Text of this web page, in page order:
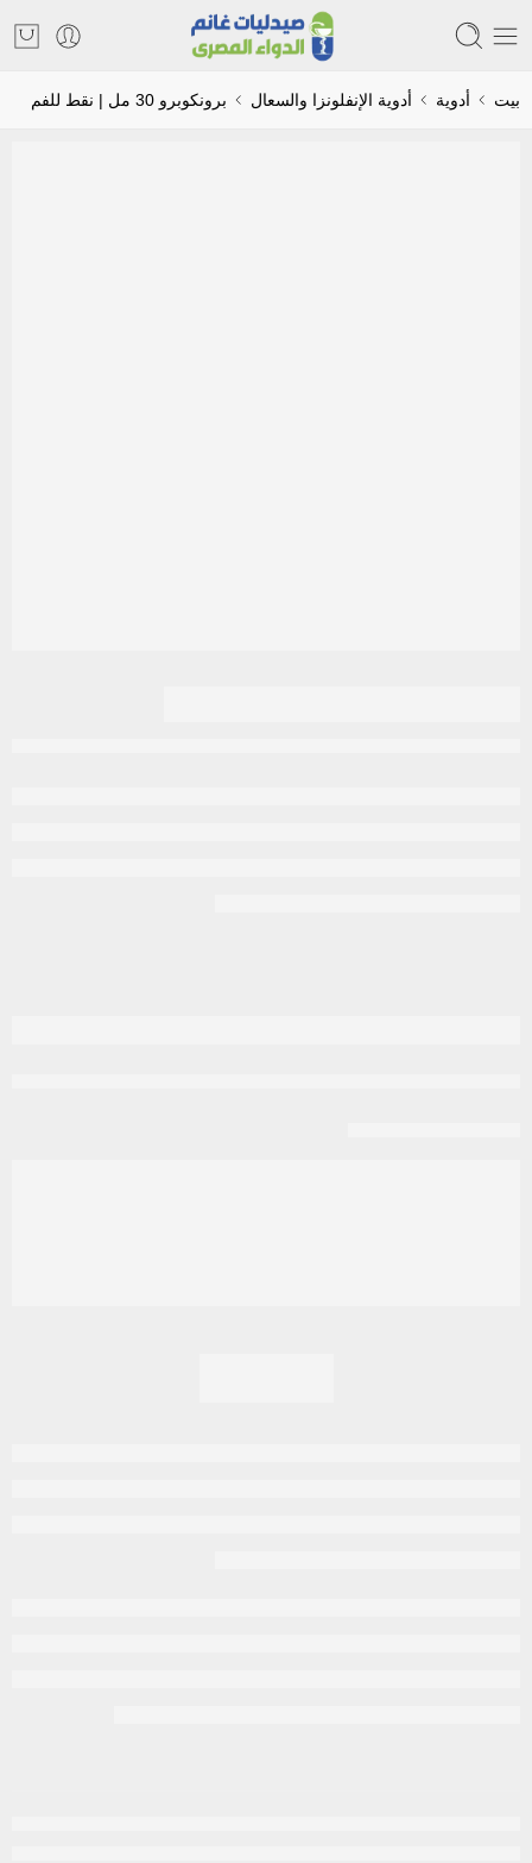
بيت أدوية أدوية الإنفلونزا والسعال برونكوبرو 30 مل | نقط للفم